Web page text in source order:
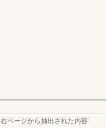
右ページから抽出された内容